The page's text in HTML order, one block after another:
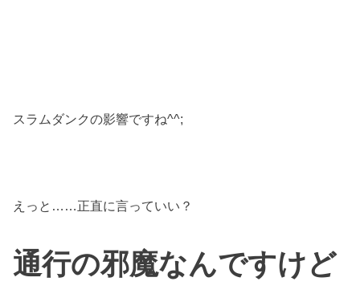
スラムダンクの影響ですね^^;
えっと……正直に言っていい？
通行の邪魔なんですけど